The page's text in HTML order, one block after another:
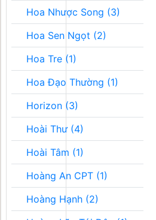
Hoa Nhược Song (3)
Hoa Sen Ngọt (2)
Hoa Tre (1)
Hoa Đạo Thường (1)
Horizon (3)
Hoài Thư (4)
Hoài Tâm (1)
Hoàng An CPT (1)
Hoàng Hạnh (2)